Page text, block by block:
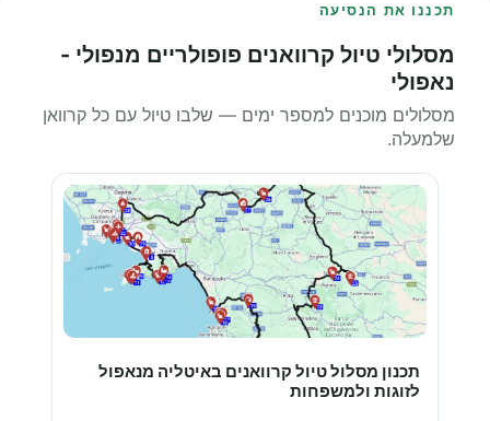
תכננו את הנסיעה
מסלולי טיול קרוואנים פופולריים מנפולי -
נאפולי
מסלולים מוכנים למספר ימים — שלבו טיול עם כל קרוואן
שלמעלה.
תכנון מסלול טיול קרוואנים באיטליה מנאפול
לזוגות ולמשפחות